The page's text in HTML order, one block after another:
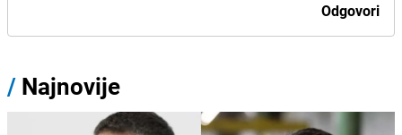
Odgovori
/ Najnovije